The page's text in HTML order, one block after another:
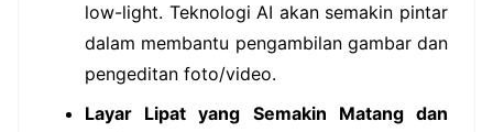
low-light. Teknologi AI akan semakin pintar
dalam membantu pengambilan gambar dan
pengeditan foto/video.
Layar Lipat yang Semakin Matang dan